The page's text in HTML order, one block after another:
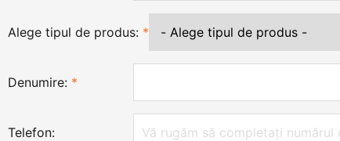
Alege tipul de produs: *
Denumire: *
Telefon: